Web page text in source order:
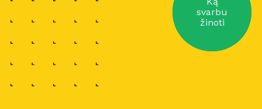
svarbu
žinoti